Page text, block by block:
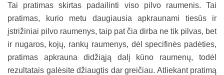
Tai pratimas skirtas padailinti viso pilvo raumenis. Tai
pratimas, kurio metu daugiausia apkraunami tiesūs ir
įstrižiniai pilvo raumenys, taip pat čia dirba ne tik pilvas, bet
ir nugaros, kojų, rankų raumenys, dėl specifinės padėties,
pratimas apkrauna didžiąją dalį kūno raumenų, todėl
rezultatais galėsite džiaugtis dar greičiau. Atliekant pratimą